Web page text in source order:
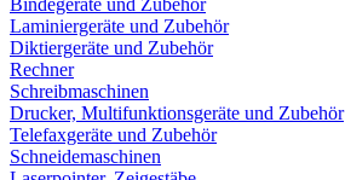
Bindegeräte und Zubehör
Laminiergeräte und Zubehör
Diktiergeräte und Zubehör
Rechner
Schreibmaschinen
Drucker, Multifunktionsgeräte und Zubehör
Telefaxgeräte und Zubehör
Schneidemaschinen